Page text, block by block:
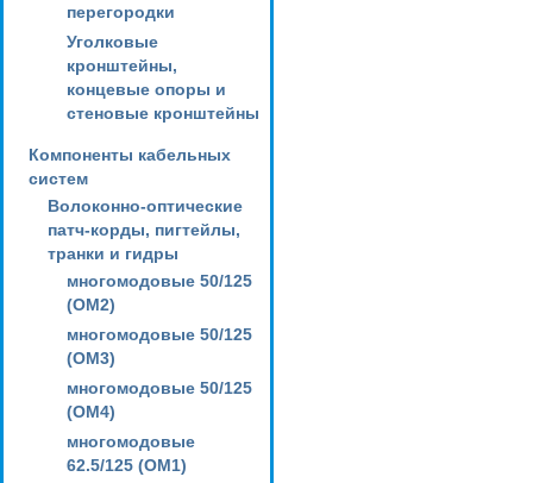
перегородки
Уголковые
кронштейны,
концевые опоры и
стеновые кронштейны
Компоненты кабельных
систем
Волоконно-оптические
патч-корды, пигтейлы,
транки и гидры
многомодовые 50/125
(OM2)
многомодовые 50/125
(OM3)
многомодовые 50/125
(OM4)
многомодовые
62.5/125 (OM1)